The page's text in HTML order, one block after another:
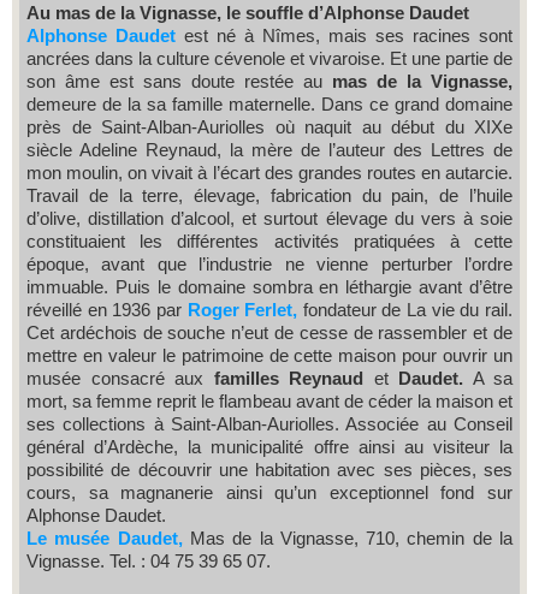
Au mas de la Vignasse, le souffle d’Alphonse Daudet
Alphonse Daudet est né à Nîmes, mais ses racines sont
ancrées dans la culture cévenole et vivaroise. Et une partie de
son âme est sans doute restée au mas de la Vignasse,
demeure de la sa famille maternelle. Dans ce grand domaine
près de Saint-Alban-Auriolles où naquit au début du XIXe
siècle Adeline Reynaud, la mère de l’auteur des Lettres de
mon moulin, on vivait à l’écart des grandes routes en autarcie.
Travail de la terre, élevage, fabrication du pain, de l’huile
d’olive, distillation d’alcool, et surtout élevage du vers à soie
constituaient les différentes activités pratiquées à cette
époque, avant que l’industrie ne vienne perturber l’ordre
immuable. Puis le domaine sombra en léthargie avant d’être
réveillé en 1936 par Roger Ferlet, fondateur de La vie du rail.
Cet ardéchois de souche n’eut de cesse de rassembler et de
mettre en valeur le patrimoine de cette maison pour ouvrir un
musée consacré aux familles Reynaud et Daudet. A sa
mort, sa femme reprit le flambeau avant de céder la maison et
ses collections à Saint-Alban-Auriolles. Associée au Conseil
général d’Ardèche, la municipalité offre ainsi au visiteur la
possibilité de découvrir une habitation avec ses pièces, ses
cours, sa magnanerie ainsi qu’un exceptionnel fond sur
Alphonse Daudet.
Le musée Daudet,Mas de la Vignasse, 710, chemin de la
Vignasse. Tel. : 04 75 39 65 07.